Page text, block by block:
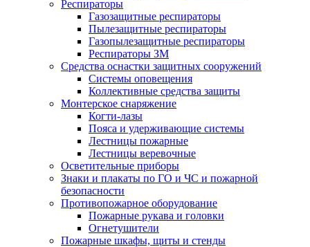
Респираторы
Газозащитные респираторы
Пылезащитные респираторы
Газопылезащитные респираторы
Респираторы ЗМ
Средства оснастки защитных сооружений
Системы оповещения
Коллективные средства защиты
Монтерское снаряжение
Когти-лазы
Пояса и удерживающие системы
Лестницы пожарные
Лестницы веревочные
Осветительные приборы
Знаки и плакаты по ГО и ЧС и пожарной
безопасности
Противопожарное оборудование
Пожарные рукава и головки
Огнетушители
Пожарные шкафы, щиты и стенды